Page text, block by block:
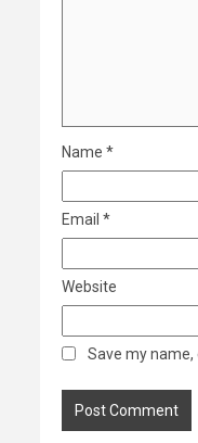
Name *
Email *
Website
Save my